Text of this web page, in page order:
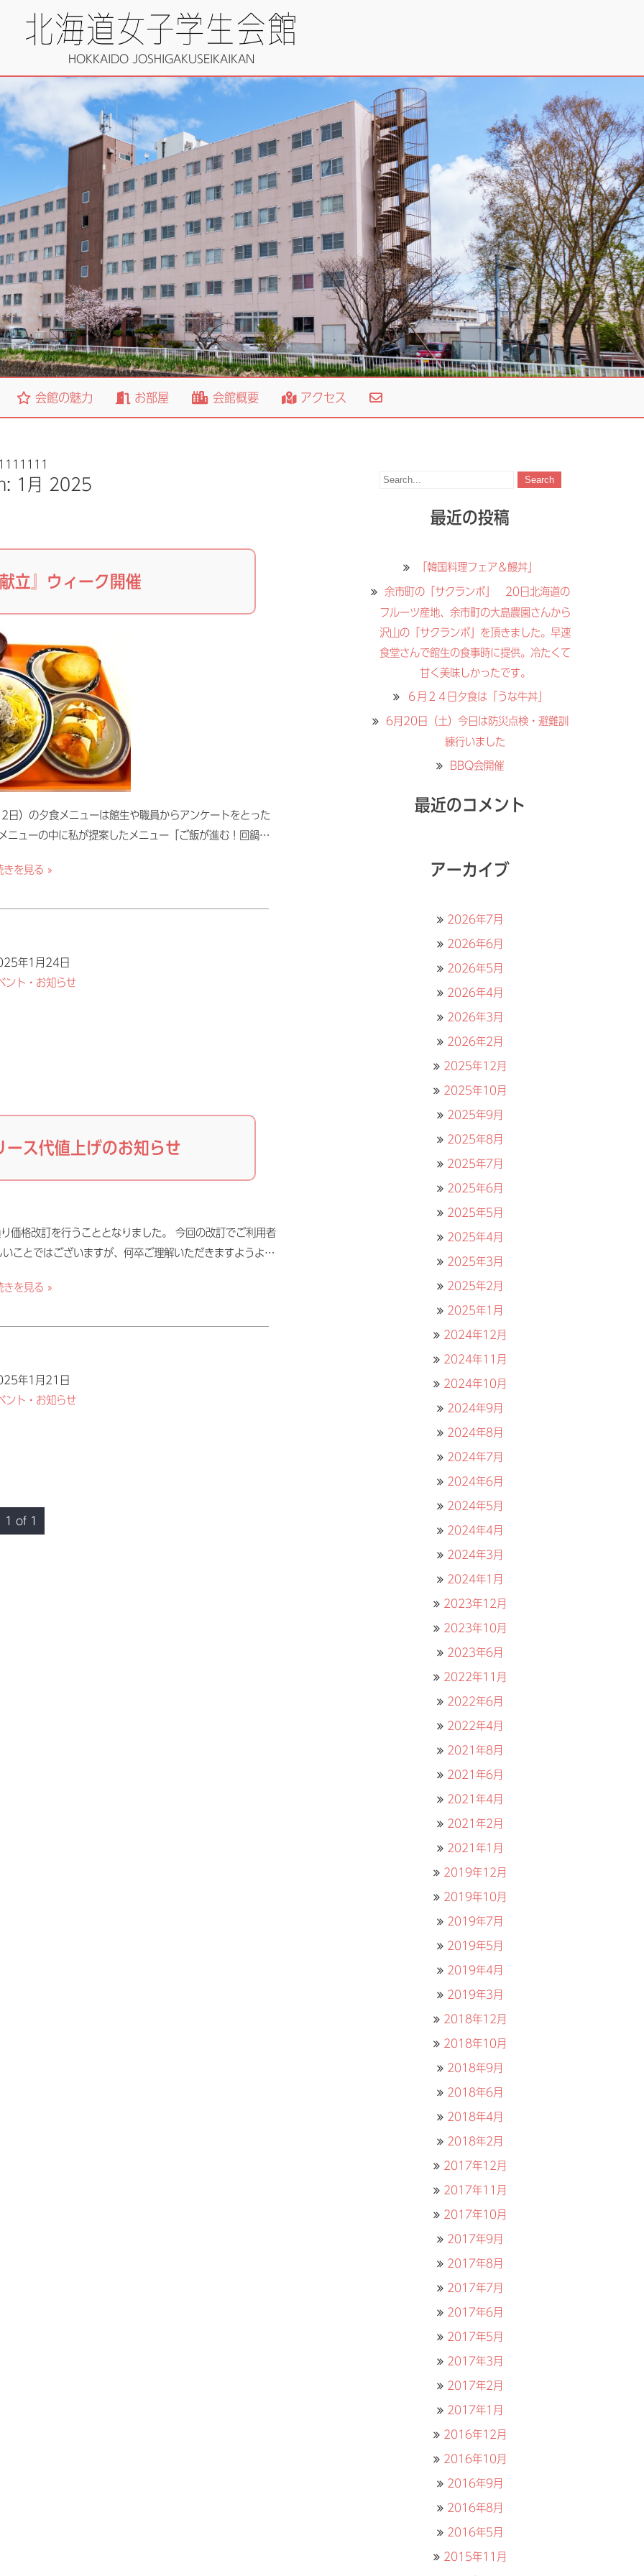
HOKKAIDO JOSHIGAKUSEIKAIKAN
会館の魅力 お部屋 会館概要 アクセス
1月 2025
立』ウィーク開催
）の夕食メニューは館生や職員からアンケートをとった
ニューの中に私が提案したメニュー「ご飯が進む！回鍋…
きを見る »
年1月24日
ント・お知らせ
ース代値上げのお知らせ
価格改訂を行うこととなりました。 今回の改訂でご利用者
ことではございますが、何卒ご理解いただきますようよ…
きを見る »
年1月21日
ント・お知らせ
1 of 1
最近の投稿
「韓国料理フェア＆鰻丼」
余市町の「サクランボ」 20日北海道の
フルーツ産地、余市町の大島農園さんから
沢山の「サクランボ」を頂きました。早速
食堂さんで館生の食事時に提供。冷たくて
甘く美味しかったです。
６月２４日夕食は「うな牛丼」
6月20日（土）今日は防災点検・避難訓
練行いました
BBQ会開催
最近のコメント
アーカイブ
2026年7月
2026年6月
2026年5月
2026年4月
2026年3月
2026年2月
2025年12月
2025年10月
2025年9月
2025年8月
2025年7月
2025年6月
2025年5月
2025年4月
2025年3月
2025年2月
2025年1月
2024年12月
2024年11月
2024年10月
2024年9月
2024年8月
2024年7月
2024年6月
2024年5月
2024年4月
2024年3月
2024年1月
2023年12月
2023年10月
2023年6月
2022年11月
2022年6月
2022年4月
2021年8月
2021年6月
2021年4月
2021年2月
2021年1月
2019年12月
2019年10月
2019年7月
2019年5月
2019年4月
2019年3月
2018年12月
2018年10月
2018年9月
2018年6月
2018年4月
2018年2月
2017年12月
2017年11月
2017年10月
2017年9月
2017年8月
2017年7月
2017年6月
2017年5月
2017年3月
2017年2月
2017年1月
2016年12月
2016年10月
2016年9月
2016年8月
2016年5月
2015年11月